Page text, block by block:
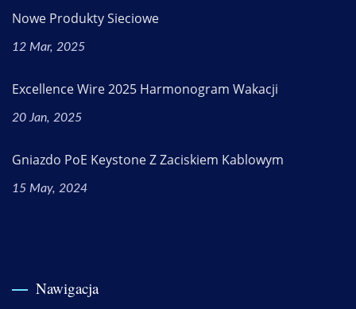
Nowe Produkty Sieciowe
12 Mar, 2025
Excellence Wire 2025 Harmonogram Wakacji
20 Jan, 2025
Gniazdo PoE Keystone Z Zaciskiem Kablowym
15 May, 2024
Nawigacja